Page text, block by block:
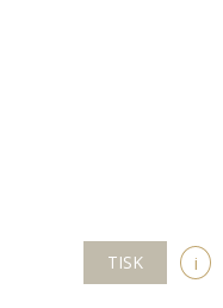
TISK i